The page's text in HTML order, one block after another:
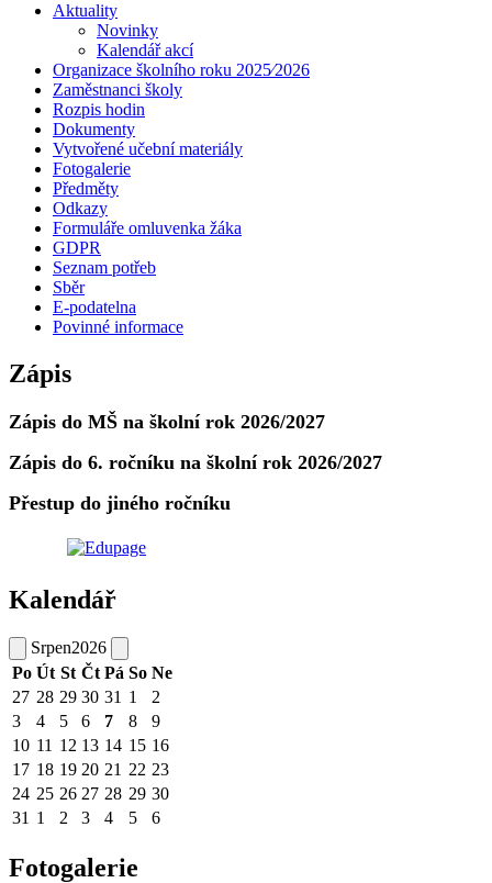
Aktuality
Novinky
Kalendář akcí
Organizace školního roku 2025⁄2026
Zaměstnanci školy
Rozpis hodin
Dokumenty
Vytvořené učební materiály
Fotogalerie
Předměty
Odkazy
Formuláře omluvenka žáka
GDPR
Seznam potřeb
Sběr
E-podatelna
Povinné informace
Zápis
Zápis do MŠ na školní rok 2026/2027
Zápis do 6. ročníku na školní rok 2026/2027
Přestup do jiného ročníku
Kalendář
Srpen2026
Po Út St Čt Pá So Ne
27 28 29 30 31 1
2
3
4 5 6 7 8
9
10 11 12 13 14 15 16
17 18 19 20 21 22 23
24 25 26 27 28 29 30
31 1 2 3 4 5 6
Fotogalerie